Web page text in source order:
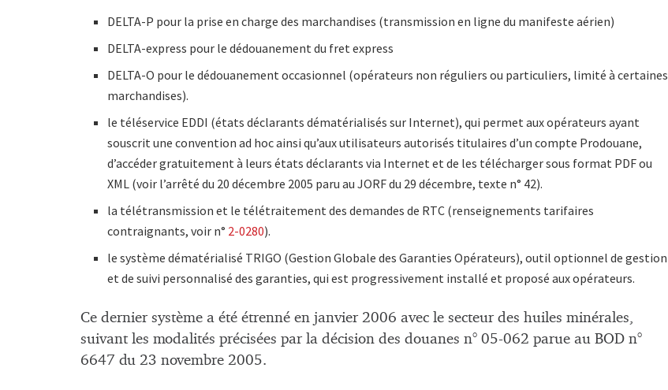
DELTA-P pour la prise en charge des marchandises (transmission en ligne du manifeste aérien)
DELTA-express pour le dédouanement du fret express
DELTA-O pour le dédouanement occasionnel (opérateurs non réguliers ou particuliers, limité à certaines
marchandises).
le téléservice EDDI (états déclarants dématérialisés sur Internet), qui permet aux opérateurs ayant
souscrit une convention ad hoc ainsi qu’aux utilisateurs autorisés titulaires d’un compte Prodouane,
d’accéder gratuitement à leurs états déclarants via Internet et de les télécharger sous format PDF ou
XML (voir l’arrêté du 20 décembre 2005 paru au JORF du 29 décembre, texte n° 42).
la télétransmission et le télétraitement des demandes de RTC (renseignements tarifaires
contraignants, voir n° 2-0280).
le système dématérialisé TRIGO (Gestion Globale des Garanties Opérateurs), outil optionnel de gestion
et de suivi personnalisé des garanties, qui est progressivement installé et proposé aux opérateurs.
Ce dernier système a été étrenné en janvier 2006 avec le secteur des huiles minérales,
suivant les modalités précisées par la décision des douanes n° 05-062 parue au BOD n°
6647 du 23 novembre 2005.